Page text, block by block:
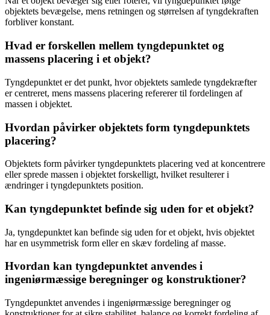
objektets bevægelse, mens retningen og størrelsen af tyngdekraften
forbliver konstant.
Hvad er forskellen mellem tyngdepunktet og
massens placering i et objekt?
Tyngdepunktet er det punkt, hvor objektets samlede tyngdekræfter
er centreret, mens massens placering refererer til fordelingen af
massen i objektet.
Hvordan påvirker objektets form tyngdepunktets
placering?
Objektets form påvirker tyngdepunktets placering ved at koncentrere
eller sprede massen i objektet forskelligt, hvilket resulterer i
ændringer i tyngdepunktets position.
Kan tyngdepunktet befinde sig uden for et objekt?
Ja, tyngdepunktet kan befinde sig uden for et objekt, hvis objektet
har en usymmetrisk form eller en skæv fordeling af masse.
Hvordan kan tyngdepunktet anvendes i
ingeniørmæssige beregninger og konstruktioner?
Tyngdepunktet anvendes i ingeniørmæssige beregninger og